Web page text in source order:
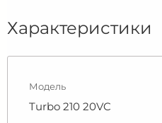
Характеристики
Модель
Turbo 210 20VC